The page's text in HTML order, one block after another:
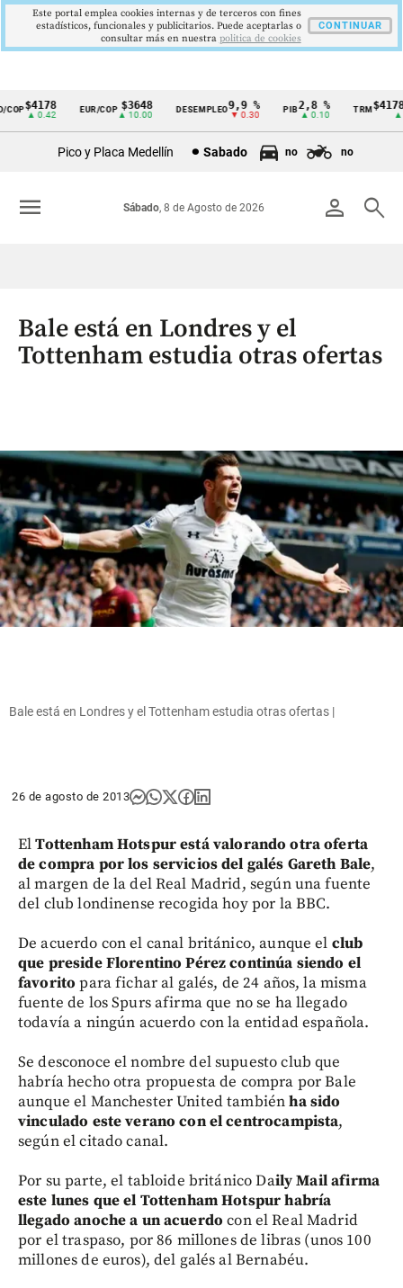
Cintillo
Colombia
$4178
▲ 0.42
EUR/COP $3648
▲ 10.00
DESEMPLEO 9,9 %
▼ 0.30
PIB2,8 %
▲ 0.10
TRM
▲
Pico y Placa Medellín Sabado no no
person search
Sábado, 8 de Agosto de 2026
menu
Bale está en Londres y el
Tottenham estudia otras ofertas
Bale está en Londres y el Tottenham estudia otras ofertas |
26 de agosto de 2013
ElTottenham Hotspur está valorando otra oferta
de compra por los servicios del galés Gareth Bale,
al margen de la del Real Madrid, según una fuente
del club londinense recogida hoy por la BBC.
De acuerdo con el canal británico, aunque el club
que preside Florentino Pérez continúa siendo el
favorito para fichar al galés, de 24 años, la misma
fuente de los Spurs afirma que no se ha llegado
todavía a ningún acuerdo con la entidad española.
Se desconoce el nombre del supuesto club que
habría hecho otra propuesta de compra por Bale
aunque el Manchester United tambiénha sido
vinculado este verano con el centrocampista,
según el citado canal.
Por su parte, el tabloide británico Daily Mail afirma
este lunes que el Tottenham Hotspur habría
llegado anoche a un acuerdo con el Real Madrid
por el traspaso, por 86 millones de libras (unos 100
millones de euros), del galés al Bernabéu.
Este portal emplea cookies internas y de terceros con fines
estadísticos, funcionales y publicitarios. Puede aceptarlas o
consultar más en nuestra politica de cookies
CONTINUAR